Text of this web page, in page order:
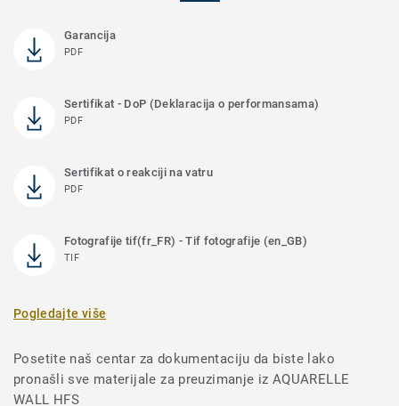
Garancija
PDF
Sertifikat - DoP (Deklaracija o performansama)
PDF
Sertifikat o reakciji na vatru
PDF
Fotografije tif(fr_FR) - Tif fotografije (en_GB)
TIF
Pogledajte više
Posetite naš centar za dokumentaciju da biste lako
pronašli sve materijale za preuzimanje iz AQUARELLE
WALL HFS